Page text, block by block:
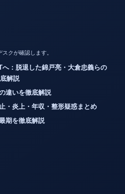
クが確認します。
：脱退した錦戸亮・大倉忠義らの
解説
違いを徹底解説
・炎上・年収・整形疑惑まとめ
期を徹底解説